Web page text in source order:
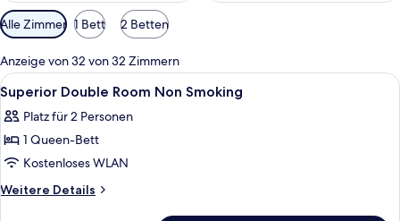
Verfügbare
Filter
für
Zimmer
Alle Zimmer 1 Bett 2 Betten
Anzeige von 32 von 32 Zimmern
Alle
Fotos
für
Superior
Double
Room
Hochwertige Bettwaren,
3
Superior Double Room Non Smoking
Platz für 2 Personen
1 Queen-Bett
Kostenloses WLAN
Weitere Details
Weitere